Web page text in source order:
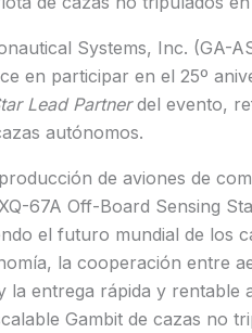
Systems, Inc. (GA-
en participar en el 25º
Lead Partnerdel evento,
autónomos.
de aviones de
67A Off-Board Sensing
el futuro mundial de los
la cooperación entre
la entrega rápida y rentable
Gambit de cazas no